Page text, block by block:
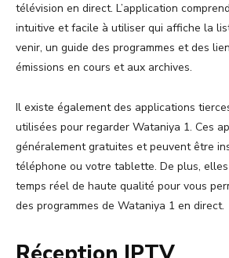
télévision en direct. L’application
intuitive et facile à utiliser qui affiche la
venir, un guide des programmes et des
émissions en cours et aux archives.
Il existe également des applications
utilisées pour regarder Wataniya 1. Ces
généralement gratuites et peuvent être
téléphone ou votre tablette. De plus,
temps réel de haute qualité pour vous
des programmes de Wataniya 1 en direct.